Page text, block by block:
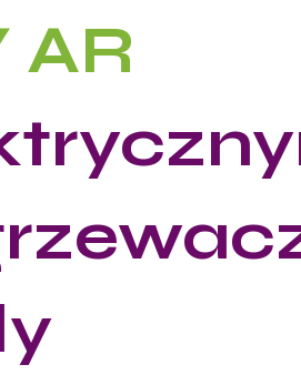
AR